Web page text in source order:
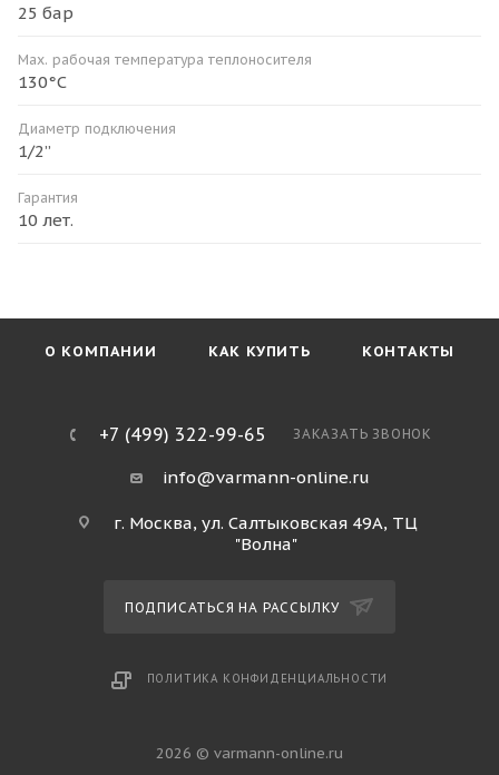
25 бар
Мax. рабочая температура теплоносителя
130°С
Диаметр подключения
1/2”
Гарантия
10 лет.
О КОМПАНИИ КАК КУПИТЬ КОНТАКТЫ
+7 (499) 322-99-65 ЗАКАЗАТЬ ЗВОНОК
info@varmann-online.ru
г. Москва, ул. Салтыковская 49А, ТЦ
"Волна"
ПОДПИСАТЬСЯ НА РАССЫЛКУ
ПОЛИТИКА КОНФИДЕНЦИАЛЬНОСТИ
2026 © varmann-online.ru